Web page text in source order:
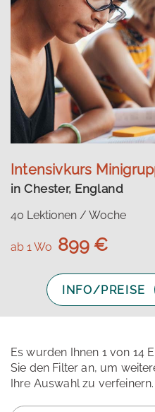
Intensivkurs
in Chester, England
40 Lektionen / Woche
ab 1 Wo 899 €
INFO/PREISE
Es wurden Ihnen 1 von 14
Sie den Filter an, um
Ihre Auswahl zu verfeinern.